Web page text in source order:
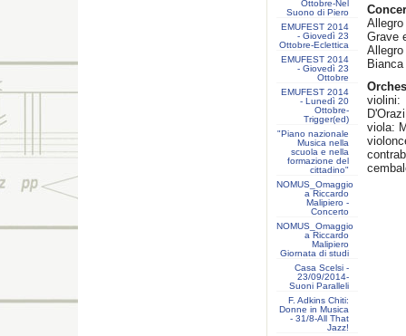
Ottobre-Nel
Suono di Piero
EMUFEST 2014
- Giovedì 23
Ottobre-Eclettica
EMUFEST 2014
- Giovedì 23
Ottobre
EMUFEST 2014
- Lunedì 20
Ottobre-
Trigger(ed)
"Piano nazionale
Musica nella
scuola e nella
formazione del
cittadino"
NOMUS_Omaggio
a Riccardo
Malipiero -
Concerto
NOMUS_Omaggio
a Riccardo
Malipiero
Giornata di studi
Casa Scelsi -
23/09/2014-
Suoni Paralleli
F. Adkins Chiti:
Donne in Musica
- 31/8-All That
Jazz!
Allegro
Grave
violini:
viola: